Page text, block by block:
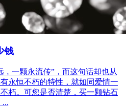
钱
，一颗永流传”，而这句话却也从
永恒不朽的特性，就如同爱情一
朽。可您是否清楚，买一颗钻石
...